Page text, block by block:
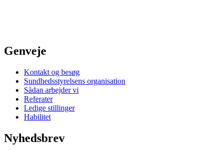
Genveje
Kontakt og besøg
Sundhedsstyrelsens organisation
Sådan arbejder vi
Referater
Ledige stillinger
Habilitet
Nyhedsbrev